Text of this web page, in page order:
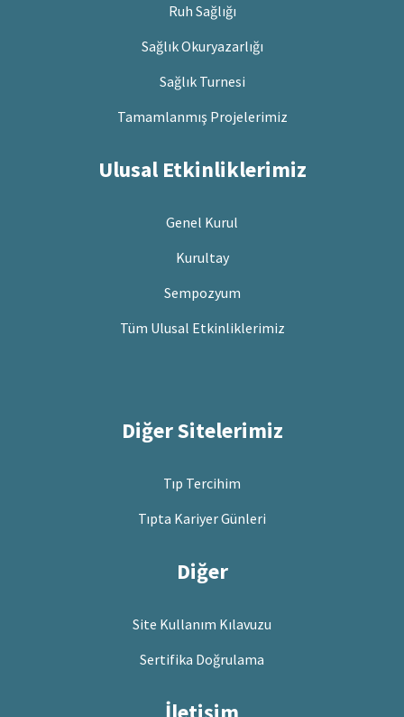
Ruh Sağlığı
Sağlık Okuryazarlığı
Sağlık Turnesi
Tamamlanmış Projelerimiz
Ulusal Etkinliklerimiz
Genel Kurul
Kurultay
Sempozyum
Tüm Ulusal Etkinliklerimiz
Diğer Sitelerimiz
Tıp Tercihim
Tıpta Kariyer Günleri
Diğer
Site Kullanım Kılavuzu
Sertifika Doğrulama